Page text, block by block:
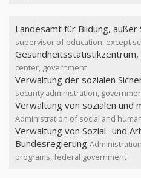
Landesamt für Bildung, außer
supervisor of education, except
Gesundheitsstatistikzentrum,
center, government
Verwaltung der sozialen
security administration,
Verwaltung von sozialen und
Administration of social and
Verwaltung von Sozial- und
Bundesregierung
programs, federal government